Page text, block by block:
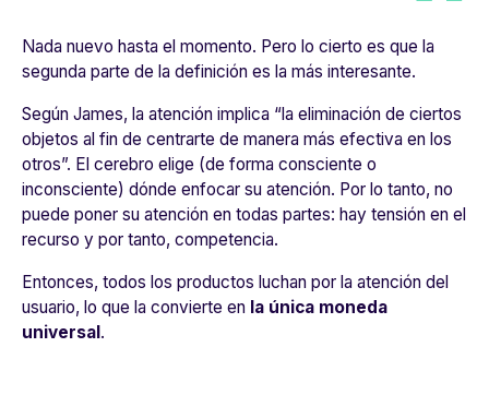
Nada nuevo hasta el momento. Pero lo cierto es que la
segunda parte de la definición es la más interesante.
Según James, la atención implica “la eliminación de ciertos
objetos al fin de centrarte de manera más efectiva en los
otros”. El cerebro elige (de forma consciente o
inconsciente) dónde enfocar su atención. Por lo tanto, no
puede poner su atención en todas partes: hay tensión en el
recurso y por tanto, competencia.
Entonces, todos los productos luchan por la atención del
usuario, lo que la convierte en la única moneda
universal .